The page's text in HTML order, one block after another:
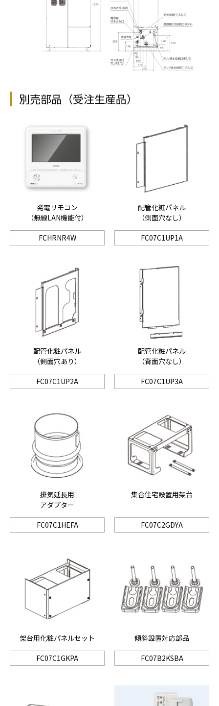
別売部品（受注生産品）
発電リモコン
（無線LAN機能付）
FCHRNR4W
配管化粧パネル
（側面穴なし）
FC07C1UP1A
配管化粧パネル
（側面穴あり）
FC07C1UP2A
配管化粧パネル
（背面穴なし）
FC07C1UP3A
排気延長用
アダプター
FC07C1HEFA
集合住宅設置用架台
FC07C2GDYA
架台用化粧パネルセット
FC07C1GKPA
傾斜設置対応部品
FC07B2KSBA